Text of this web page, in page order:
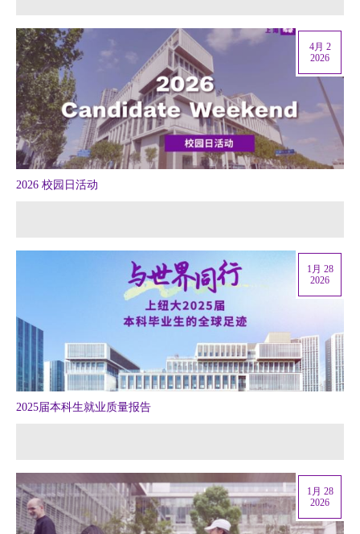
2026 校园日活动
4月 2
2026
2025届本科生就业质量报告
1月 28
2026
1月 28
2026